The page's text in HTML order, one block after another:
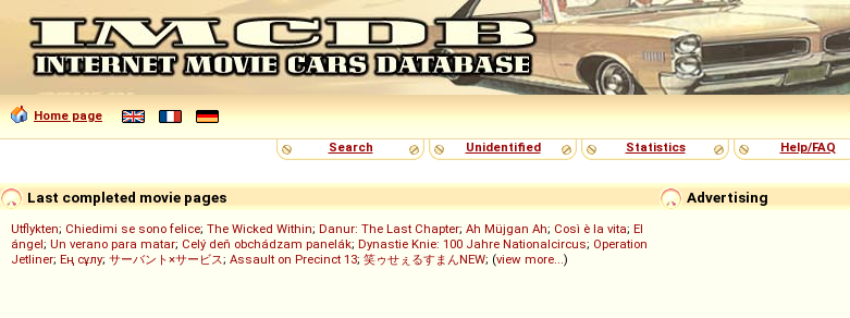
Home page
Search
Unidentified Statistics Help/FAQ
Advertising
Last completed movie pages
Utflykten; Chiedimi se sono felice; The Wicked Within; Danur: The Last Chapter; Ah Müjgan Ah; Così è la vita; El
ángel; Un verano para matar; Celý deň obchádzam panelák; Dynastie Knie: 100 Jahre Nationalcircus; Operation
Jetliner; Ең сұлу; サーバント×サービス; Assault on Precinct 13; 笑ゥせぇるすまんNEW; (view more...)